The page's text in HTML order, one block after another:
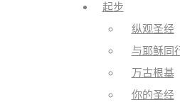
起步
纵观圣经
与耶稣同
万古根基
你的圣经
又破碎的世界里，